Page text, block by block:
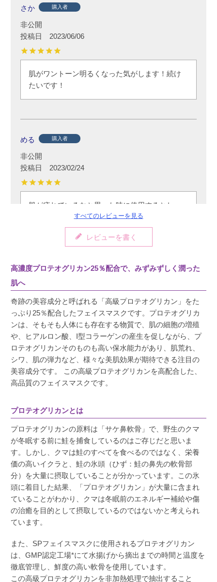
さか 購入者
非公開
投稿日
2023/06/06
肌がワントーン明るくなった気がします！続け
たいです！
める 購入者
非公開
投稿日
2023/02/24
肌が疲れているなと思った時に使用するとしっ
かり潤って柔らかくなります。
すべてのレビューを見る
レビューを書く
高濃度プロテオグリカン25％配合で、みずみずしく潤った
肌へ
奇跡の美容成分と呼ばれる「高級プロテオグリカン」をた
っぷり25％配合したフェイスマスクです。プロテオグリカ
ンは、そもそも人体にも存在する物質で、肌の細胞の増殖
や、ヒアルロン酸、I型コラーゲンの産生を促しながら、プ
ロテオグリカンそのものも高い保水能力があり、肌荒れ、
シワ、肌の弾力など、様々な美肌効果が期待できる注目の
美容成分です。 この高級プロテオグリカンを高配合した、
高品質のフェイスマスクです。
プロテオグリカンとは
プロテオグリカンの原料は「サケ鼻軟骨」で、野生のクマ
が冬眠する前に鮭を捕食しているのはご存じだと思いま
す。しかし、クマは鮭のすべてを食べるのではなく、栄養
価の高いイクラと、鮭の氷頭（ひず：鮭の鼻先の軟骨部
分）を大量に摂取していることが分かっています。この氷
頭に着目した結果、「プロテオグリカン」が大量に含まれ
ていることがわかり、クマは冬眠前のエネルギー補給や傷
の治癒を目的として摂取しているのではないかと考えられ
ています。
また、SPフェイスマスクに使用されるプロテオグリカン
は、GMP認定工場*にて水揚げから摘出までの時間と温度を
徹底管理し、鮮度の高い軟骨を使用しています。
この高級プロテオグリカンを非加熱処理で抽出すること